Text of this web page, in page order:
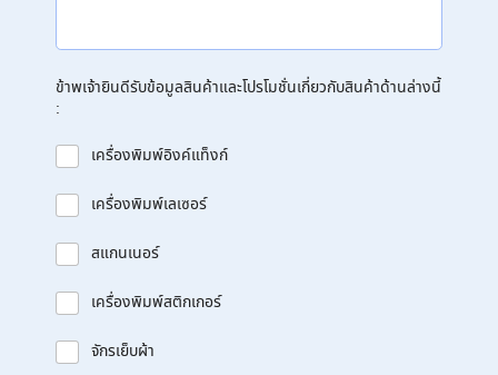
ข้าพเจ้ายินดีรับข้อมูลสินค้าและโปรโมชั่นเกี่ยวกับสินค้าด้านล่างนี้
:
เครื่องพิมพ์อิงค์แท็งก์
เครื่องพิมพ์เลเซอร์
สแกนเนอร์
เครื่องพิมพ์สติกเกอร์
จักรเย็บผ้า